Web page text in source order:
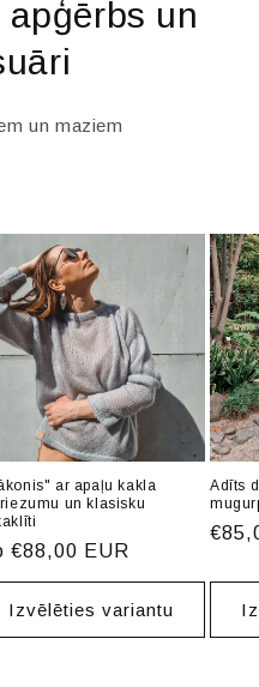
un
un maziem
ar apaļu kakla
un klasisku
€88,00 EUR
Izvēlēties variantu
Adīts